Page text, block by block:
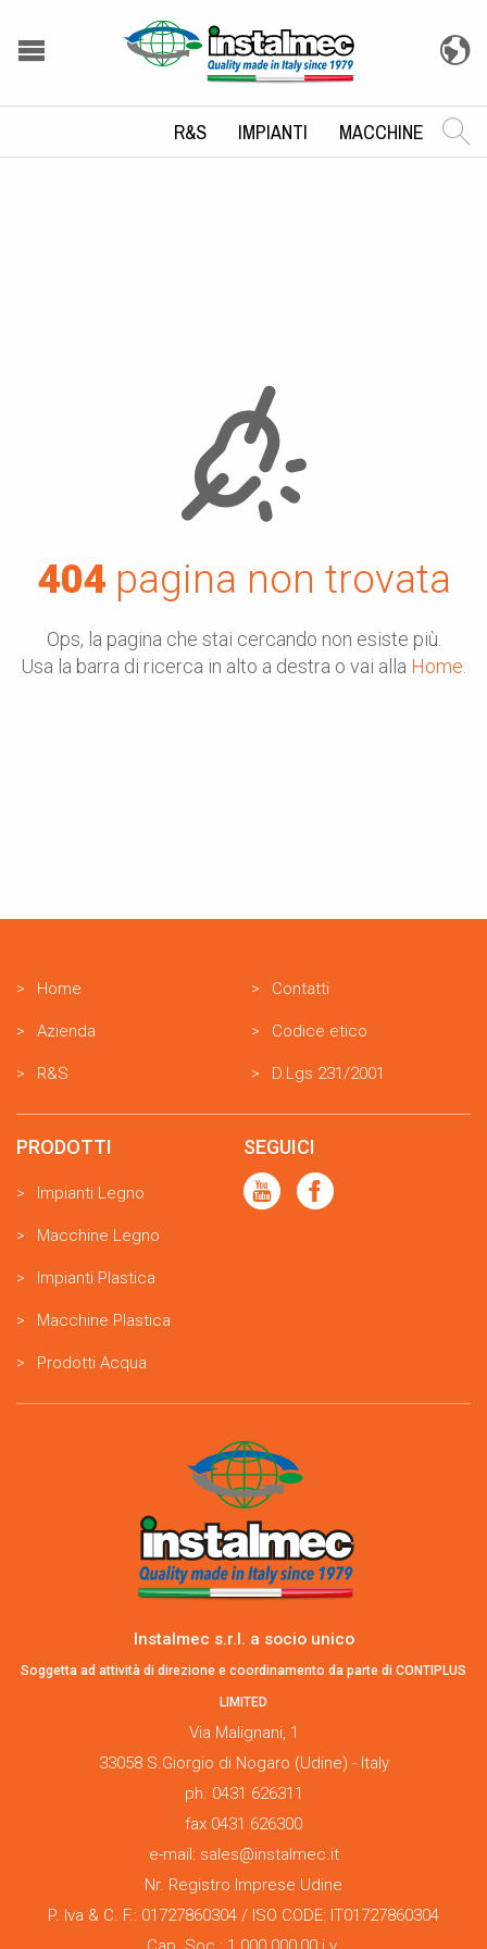
R&S IMPIANTI MACCHINE
404pagina non trovata
Ops, la pagina che stai cercando non esiste più.
Usa la barra di ricerca in alto a destra o vai alla Home
Home
Azienda
R&S
Contatti
Codice etico
D.Lgs 231/2001
PRODOTTI
Impianti Legno
Macchine Legno
Impianti Plastica
Macchine Plastica
Prodotti Acqua
SEGUICI
Instalmec s.r.l. a socio unico
Soggetta ad attività di direzione e coordinamento da parte di CONTIPLUS
LIMITED
Via Malignani, 1
33058 S.Giorgio di Nogaro (Udine) - Italy
ph. 0431 626311
fax 0431 626300
e-mail: sales@instalmec.it
Nr. Registro Imprese Udine
P. Iva & C. F.: 01727860304 / ISO CODE: IT01727860304